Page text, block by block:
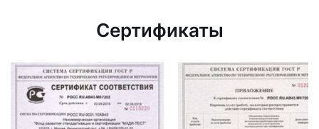
Сертификаты